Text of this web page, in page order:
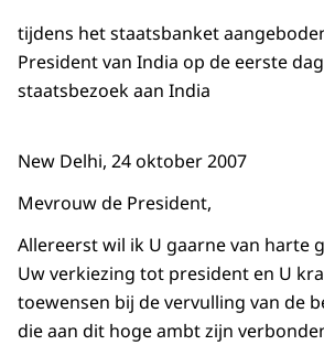
tijdens het staatsbanket
President van India op de eerste
staatsbezoek aan India
New Delhi, 24 oktober 2007
Mevrouw de President,
Allereerst wil ik U gaarne van harte
Uw verkiezing tot president en U
toewensen bij de vervulling van de
die aan dit hoge ambt zijn